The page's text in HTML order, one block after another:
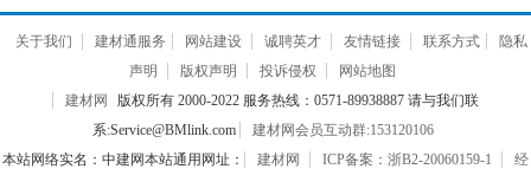
关于我们 建材通服务 网站建设 诚聘英才 友情链接 联系方式
隐私
声明
版权声明 投诉侵权
网站地图
建材网
版权所有 2000-2022 服务热线：0571-89938887 请与我们联
系:Service@BMlink.com
建材网会员互动群:153120106
本站网络实名：中建网本站通用网址：
建材网 ICP备案：浙B2-20060159-1 经